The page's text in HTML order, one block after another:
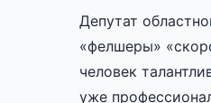
Депутат
«фелшеры»
человек
уже